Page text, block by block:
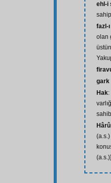
ehl-i
fazl-
olan
gark
Hak
(a.s.)]